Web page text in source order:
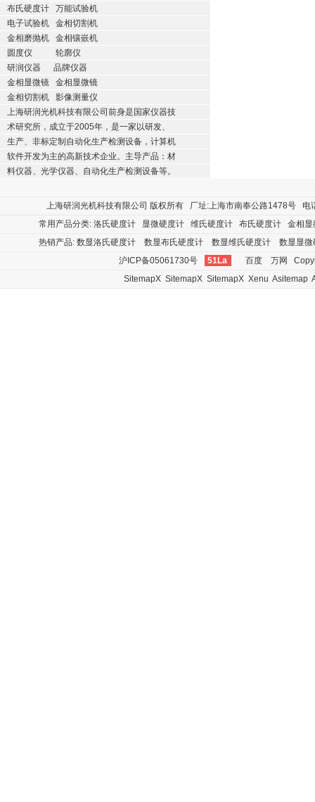
布氏硬度计
万能试验机
电子试验机
金相切割机
金相磨抛机
金相镶嵌机
圆度仪
轮廓仪
研润仪器
品牌仪器
金相显微镜
金相显微镜
金相切割机
影像测量仪
上海研润光机科技有限公司前身是国家仪器技
术研究所，成立于2005年，是一家以研发、
生产、非标定制自动化生产检测设备，计算机
软件开发为主的高新技术企业。主导产品：材
料仪器、光学仪器、自动化生产检测设备等。
上海研润光机科技有限公司 版权所有 厂址:上海市南奉公路1478号
常用产品分类: 洛氏硬度计 显微硬度计 维氏硬度计 布氏硬度计
金相显
热销产品: 数显洛氏硬度计 数显布氏硬度计 数显维氏硬度计
数显显微
沪ICP备05061730号
51La 百度 万网
SitemapX SitemapX SitemapX Xenu Asitemap